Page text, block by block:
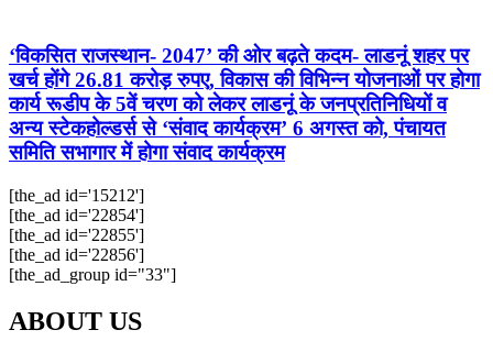
‘विकसित राजस्थान- 2047’ की ओर बढ़ते कदम- लाडनूं शहर पर
खर्च होंगे 26.81 करोड़ रुपए, विकास की विभिन्न योजनाओं पर होगा
कार्य रूडीप के 5वें चरण को लेकर लाडनूं के जनप्रतिनिधियों व
अन्य स्टेकहोल्डर्स से ‘संवाद कार्यक्रम’ 6 अगस्त को, पंचायत
समिति सभागार में होगा संवाद कार्यक्रम
[the_ad id='15212']
[the_ad id='22854']
[the_ad id='22855']
[the_ad id='22856']
[the_ad_group id="33"]
ABOUT US